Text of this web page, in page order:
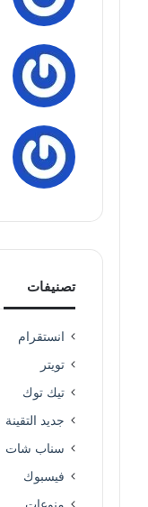
تصنيفات
انستقرام
تويتر
تيك توك
جديد التقينة
سناب شات
فيسبوك